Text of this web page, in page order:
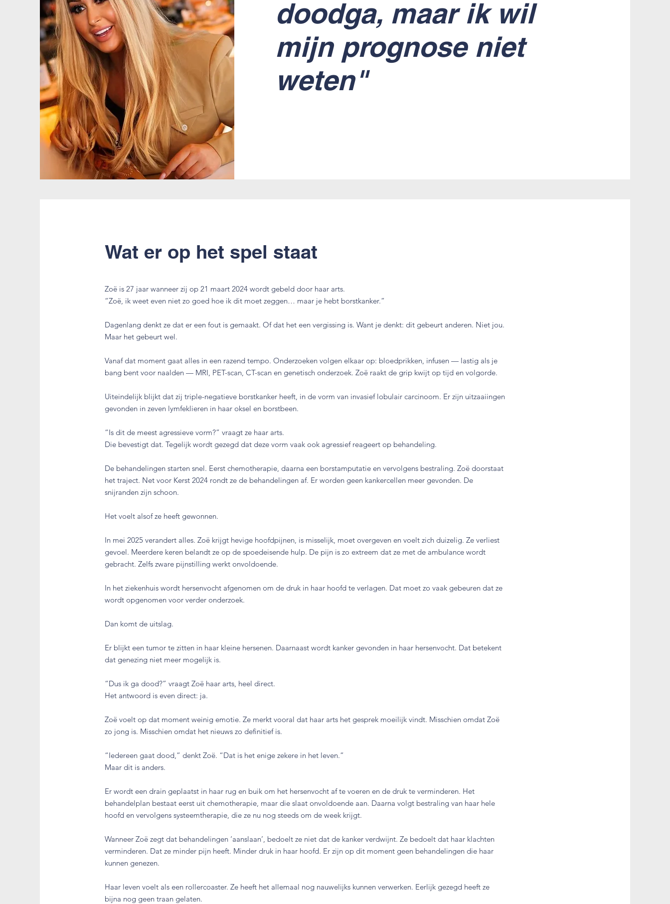
doodga, maar ik wil
mijn prognose niet
weten"
Wat er op het spel staat
Zoë is 27 jaar wanneer zij op 21 maart 2024 wordt gebeld door haar arts.
“Zoë, ik weet even niet zo goed hoe ik dit moet zeggen… maar je hebt borstkanker.”
Dagenlang denkt ze dat er een fout is gemaakt. Of dat het een vergissing is. Want je denkt: dit gebeurt anderen. Niet jou.
Maar het gebeurt wel.
Vanaf dat moment gaat alles in een razend tempo. Onderzoeken volgen elkaar op: bloedprikken, infusen — lastig als je
bang bent voor naalden — MRI, PET-scan, CT-scan en genetisch onderzoek. Zoë raakt de grip kwijt op tijd en volgorde.
Uiteindelijk blijkt dat zij triple-negatieve borstkanker heeft, in de vorm van invasief lobulair carcinoom. Er zijn uitzaaiingen
gevonden in zeven lymfeklieren in haar oksel en borstbeen.
“Is dit de meest agressieve vorm?” vraagt ze haar arts.
Die bevestigt dat. Tegelijk wordt gezegd dat deze vorm vaak ook agressief reageert op behandeling.
De behandelingen starten snel. Eerst chemotherapie, daarna een borstamputatie en vervolgens bestraling. Zoë doorstaat
het traject. Net voor Kerst 2024 rondt ze de behandelingen af. Er worden geen kankercellen meer gevonden. De
snijranden zijn schoon.
Het voelt alsof ze heeft gewonnen.
In mei 2025 verandert alles. Zoë krijgt hevige hoofdpijnen, is misselijk, moet overgeven en voelt zich duizelig. Ze verliest
gevoel. Meerdere keren belandt ze op de spoedeisende hulp. De pijn is zo extreem dat ze met de ambulance wordt
gebracht. Zelfs zware pijnstilling werkt onvoldoende.
In het ziekenhuis wordt hersenvocht afgenomen om de druk in haar hoofd te verlagen. Dat moet zo vaak gebeuren dat ze
wordt opgenomen voor verder onderzoek.
Dan komt de uitslag.
Er blijkt een tumor te zitten in haar kleine hersenen. Daarnaast wordt kanker gevonden in haar hersenvocht. Dat betekent
dat genezing niet meer mogelijk is.
“Dus ik ga dood?” vraagt Zoë haar arts, heel direct.
Het antwoord is even direct: ja.
Zoë voelt op dat moment weinig emotie. Ze merkt vooral dat haar arts het gesprek moeilijk vindt. Misschien omdat Zoë
zo jong is. Misschien omdat het nieuws zo definitief is.
“Iedereen gaat dood,” denkt Zoë. “Dat is het enige zekere in het leven.”
Maar dit is anders.
Er wordt een drain geplaatst in haar rug en buik om het hersenvocht af te voeren en de druk te verminderen. Het
behandelplan bestaat eerst uit chemotherapie, maar die slaat onvoldoende aan. Daarna volgt bestraling van haar hele
hoofd en vervolgens systeemtherapie, die ze nu nog steeds om de week krijgt.
Wanneer Zoë zegt dat behandelingen ‘aanslaan’, bedoelt ze niet dat de kanker verdwijnt. Ze bedoelt dat haar klachten
verminderen. Dat ze minder pijn heeft. Minder druk in haar hoofd. Er zijn op dit moment geen behandelingen die haar
kunnen genezen.
Haar leven voelt als een rollercoaster. Ze heeft het allemaal nog nauwelijks kunnen verwerken. Eerlijk gezegd heeft ze
bijna nog geen traan gelaten.